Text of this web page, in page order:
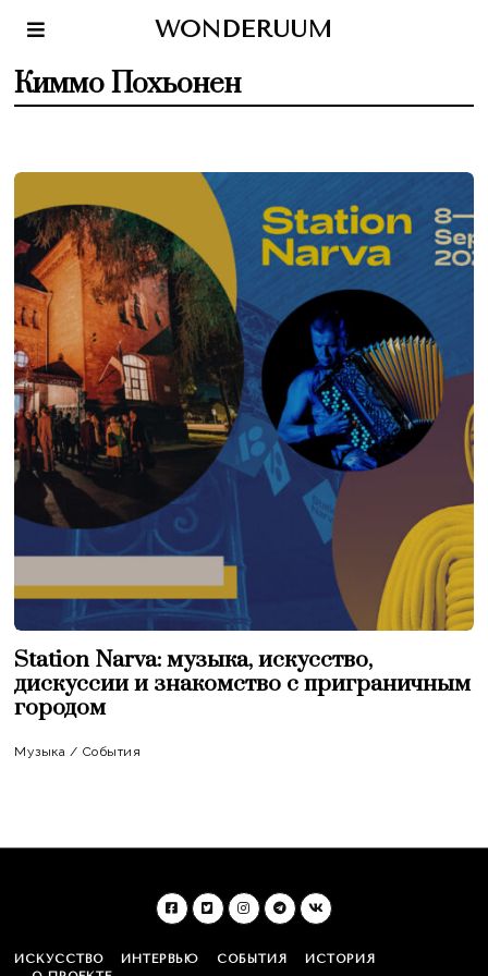
WONDERUUM
Киммо Похьонен
Station Narva: музыка, искусство,
дискуссии и знакомство с приграничным
городом
Музыка / События
ИСКУССТВО ИНТЕРВЬЮ СОБЫТИЯ
ИСТОРИЯ